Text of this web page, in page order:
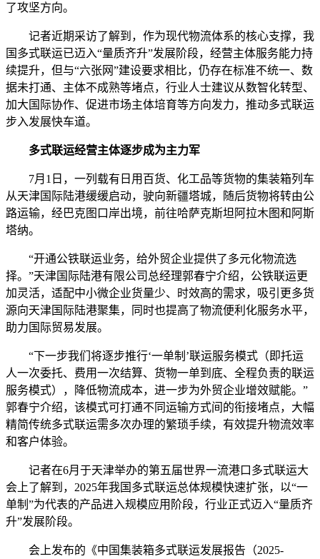
了攻坚方向。
记者近期采访了解到，作为现代物流体系的核心支撑，我
国多式联运已迈入“量质齐升”发展阶段，经营主体服务能力持
续提升，但与“六张网”建设要求相比，仍存在标准不统一、数
据未打通、主体不成熟等堵点，行业人士建议从数智化转型、
加大国际协作、促进市场主体培育等方向发力，推动多式联运
步入发展快车道。
多式联运经营主体逐步成为主力军
7月1日，一列载有日用百货、化工品等货物的集装箱列车
从天津国际陆港缓缓启动，驶向新疆塔城，随后货物将转由公
路运输，经巴克图口岸出境，前往哈萨克斯坦阿拉木图和阿斯
塔纳。
“开通公铁联运业务，给外贸企业提供了多元化物流选
择。”天津国际陆港有限公司总经理郭春宁介绍，公铁联运更
加灵活，适配中小微企业货量少、时效高的需求，吸引更多货
源向天津国际陆港聚集，同时也提高了物流便利化服务水平，
助力国际贸易发展。
“下一步我们将逐步推行‘一单制’联运服务模式（即托运
人一次委托、费用一次结算、货物一单到底、全程负责的联运
服务模式），降低物流成本，进一步为外贸企业增效赋能。”
郭春宁介绍，该模式可打通不同运输方式间的衔接堵点，大幅
精简传统多式联运需多次办理的繁琐手续，有效提升物流效率
和客户体验。
记者在6月于天津举办的第五届世界一流港口多式联运大
会上了解到，2025年我国多式联运总体规模快速扩张，以“一
单制”为代表的产品进入规模应用阶段，行业正式迈入“量质齐
升”发展阶段。
会上发布的《中国集装箱多式联运发展报告（2025-